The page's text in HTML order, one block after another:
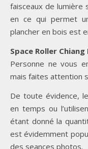
faisceaux de lumière
en ce qui permet
plancher en bois est
Space Roller Chiang
Personne ne vous
mais faites attention
De toute évidence,
en temps ou
étant donné la
est évidemment
des seances photos.